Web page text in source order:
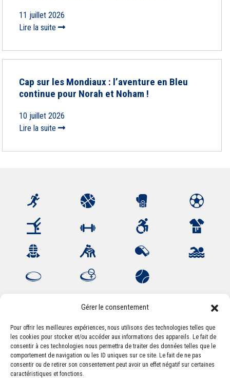
Gérer le consentement
Pour offrir les meilleures expériences, nous utilisons des technologies telles que
les cookies pour stocker et/ou accéder aux informations des appareils. Le fait de
consentir à ces technologies nous permettra de traiter des données telles que le
comportement de navigation ou les ID uniques sur ce site. Le fait de ne pas
consentir ou de retirer son consentement peut avoir un effet négatif sur certaines
caractéristiques et fonctions.
11 juillet 2026
Lire la suite
Cap sur les Mondiaux : l’aventure en Bleu
continue pour Norah et Noham !
10 juillet 2026
Lire la suite
Association Sportive Montferrandaise
84, boulevard Léon Jouhaux
CS 80221 - 63021 Clermont-Ferrand Cedex 2